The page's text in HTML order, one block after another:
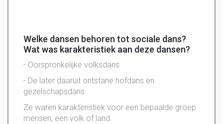
Welke dansen behoren tot sociale dans?
Wat was karakteristiek aan deze dansen?
- Oorspronkelijke volksdans
- De later daaruit ontstane hofdans en
gezelschapsdans
Ze waren karakteristiek voor een bepaalde groep
mensen, een volk of land.